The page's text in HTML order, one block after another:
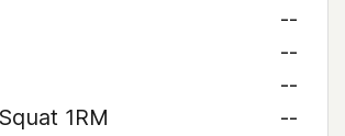
--
--
--
1RM
--